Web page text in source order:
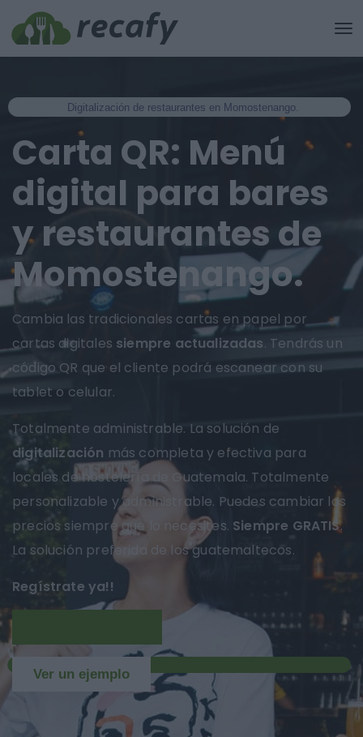
Digitalización de restaurantes en Momostenango.
Carta QR: Menú
digital para bares
y restaurantes de
Momostenango.
Cambia las tradicionales cartas en papel por
cartas digitales siempre actualizadas. Tendrás un
código QR que el cliente podrá escanear con su
tablet o celular.
Totalmente administrable. La solución de
digitalización más completa y efectiva para
locales de hostelería de Guatemala. Totalmente
personalizable y administrable. Puedes cambiar los
precios siempre que lo necesites. Siempre GRATIS.
La solución preferida de los guatemaltecos.
Regístrate ya!!
Ver un ejemplo